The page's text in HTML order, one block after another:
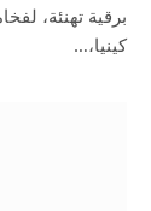
برقية تهنئة،
كينيا،…